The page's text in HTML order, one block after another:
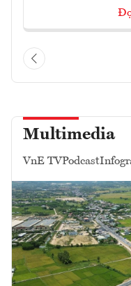
Multimedia
VnE TVPodcast